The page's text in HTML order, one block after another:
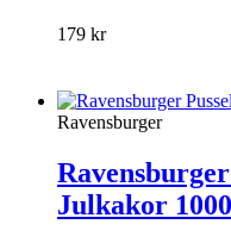
179 kr
Ravensburger
Julkakor